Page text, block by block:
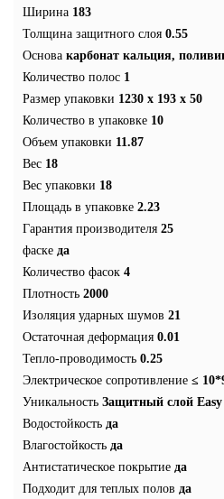
Ширина 183
Толщина защитного слоя 0.55
Основа карбонат кальция,
Количество полос 1
Размер упаковки 1230 x 193 x 50
Количество в упаковке 10
Объем упаковки 11.87
Вес 18
Вес упаковки 18
Площадь в упаковке 2.23
Гарантия производителя 25
фаске да
Количество фасок 4
Плотность 2000
Изоляция ударных шумов 21
Остаточная деформация 0.01
Тепло-проводимость 0.25
Электрическое сопротивление ≤
Уникальность Защитный слой Easy
Водостойкость да
Влагостойкость да
Антистатическое покрытие да
Подходит для теплых полов да